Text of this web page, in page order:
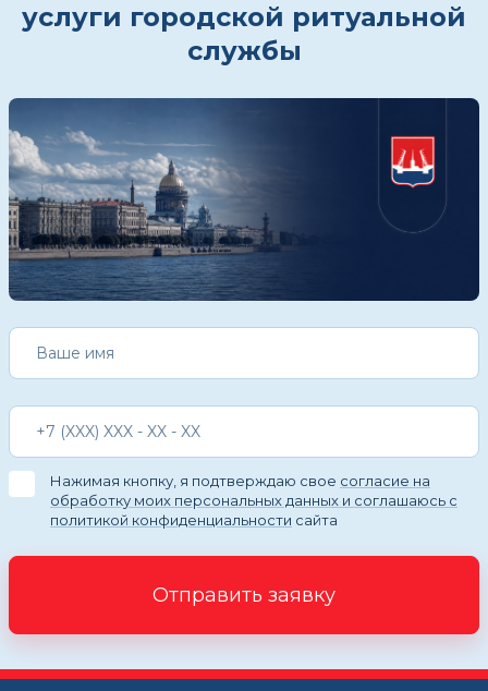
услуги городской ритуальной
службы
Нажимая кнопку, я подтверждаю свое согласие на
обработку моих персональных данных и соглашаюсь с
политикой конфиденциальности сайта
Отправить заявку